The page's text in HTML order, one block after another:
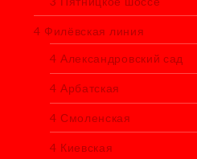
4 Филёвская линия
4 Александровский сад
4 Арбатская
4 Смоленская
4 Киевская